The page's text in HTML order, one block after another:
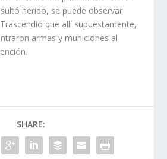
herido, se puede observar
que allí supuestamente,
armas y municiones al
SHARE: